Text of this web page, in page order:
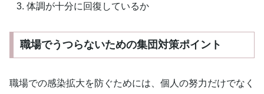
体調が十分に回復しているか
職場でうつらないための集団対策ポイント
職場での感染拡大を防ぐためには、個人の努力だけでなく